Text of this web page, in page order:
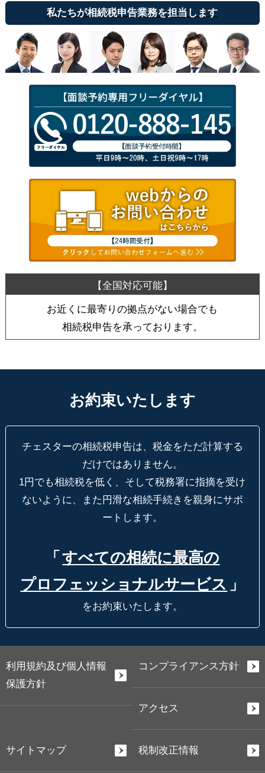
私たちが相続税申告業務を担当します
お近くに最寄りの拠点がない場合でも
相続税申告を承っております。
お約束いたします
チェスターの相続税申告は、税金をただ計算する
だけではありません。
1円でも相続税を低く、そして税務署に指摘を受け
ないように、
また円滑な相続手続きを親身にサポ
ートします。
「すべての相続に最高の
プロフェッショナルサービス
をお約束いたします。
利用規約及び個人情報
保護方針
コンプライアンス方針
アクセス
サイトマップ 税制改正情報